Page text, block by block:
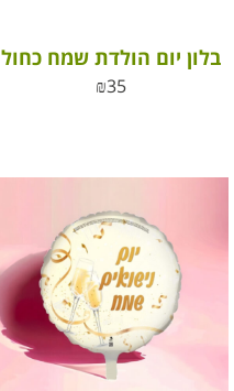
בלון יום הולדת שמח כחול
₪35